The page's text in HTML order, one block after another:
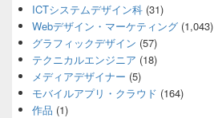
ICTシステムデザイン科 (31)
Webデザイン・マーケティング (1,043)
グラフィックデザイン (57)
テクニカルエンジニア (18)
メディアデザイナー (5)
モバイルアプリ・クラウド (164)
作品 (1)